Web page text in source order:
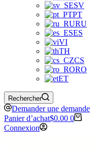
SV
PT
RU
ES
VI
TH
CS
RO
ET
Rechercher
Demander une demande
Panier d’achat$0.00 0
Connexion